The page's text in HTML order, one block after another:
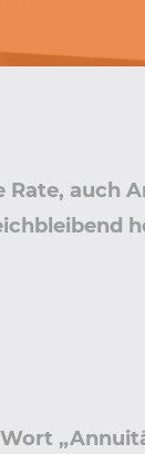
Rate, auch